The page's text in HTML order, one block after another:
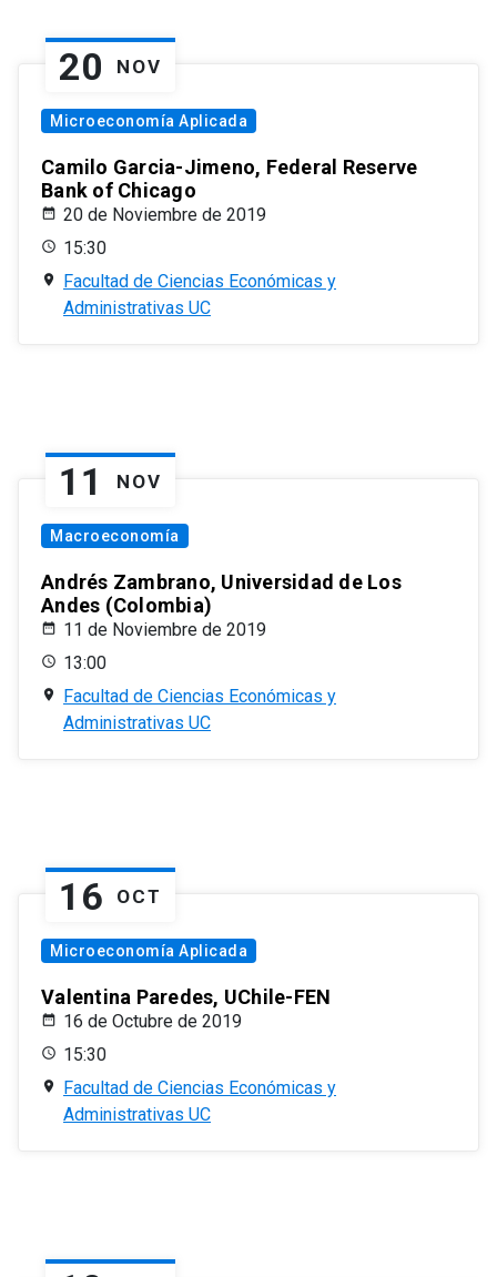
20 NOV
Microeconomía Aplicada
Camilo Garcia-Jimeno, Federal Reserve
Bank of Chicago
20 de Noviembre de 2019
15:30
Facultad de Ciencias Económicas y
Administrativas UC
11 NOV
Macroeconomía
Andrés Zambrano, Universidad de Los
Andes (Colombia)
11 de Noviembre de 2019
13:00
Facultad de Ciencias Económicas y
Administrativas UC
16 OCT
Microeconomía Aplicada
Valentina Paredes, UChile-FEN
16 de Octubre de 2019
15:30
Facultad de Ciencias Económicas y
Administrativas UC